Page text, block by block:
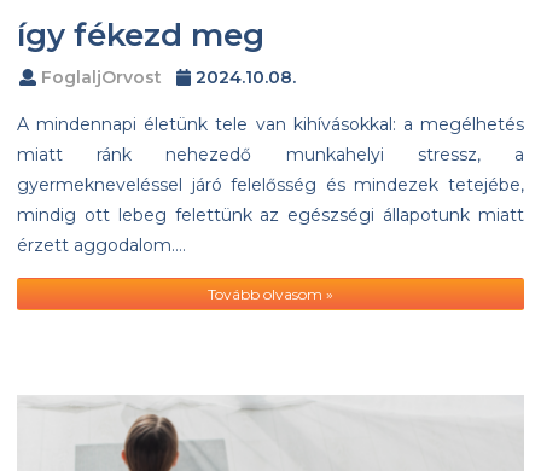
így fékezd meg
FoglaljOrvost 2024.10.08.
A mindennapi életünk tele van kihívásokkal: a megélhetés
miatt ránk nehezedő munkahelyi stressz, a
gyermekneveléssel járó felelősség és mindezek tetejébe,
mindig ott lebeg felettünk az egészségi állapotunk miatt
érzett aggodalom….
Tovább olvasom »